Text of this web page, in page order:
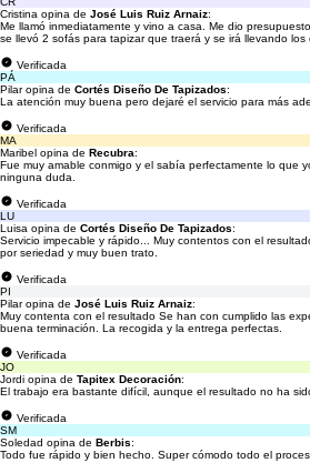
Cristina opina de José Luis Ruiz Arnaiz:
Me llamó inmediatamente y vino a casa. Me dio
se llevó 2 sofás para tapizar que traerá y se irá llevando los
Verificada
PÁ
Pilar opina de Cortés Diseño De Tapizados:
La atención muy buena pero dejaré el servicio para más
Verificada
MA
Maribel opina de Recubra:
Fue muy amable conmigo y el sabía perfectamente lo que
ninguna duda.
Verificada
LU
Luisa opina de Cortés Diseño De Tapizados:
Servicio impecable y rápido... Muy contentos con el
por seriedad y muy buen trato.
Verificada
PI
Pilar opina de José Luis Ruiz Arnaiz:
Muy contenta con el resultado Se han con cumplido las
buena terminación. La recogida y la entrega perfectas.
Verificada
JO
Jordi opina de Tapitex Decoración:
El trabajo era bastante difícil, aunque el resultado no ha
Verificada
SM
Soledad opina de Berbis:
Todo fue rápido y bien hecho. Super cómodo todo el